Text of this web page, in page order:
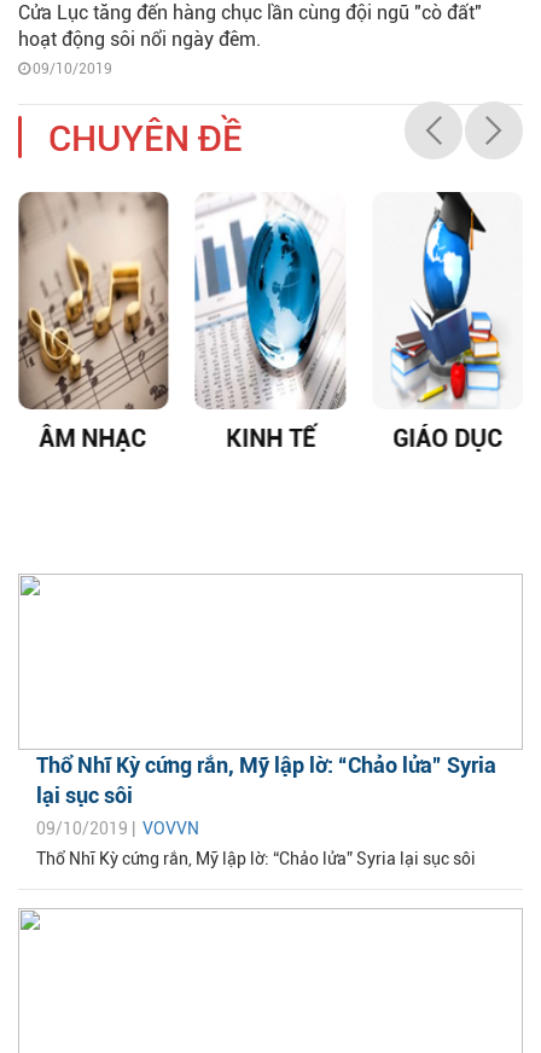
Cửa Lục tăng đến hàng chục lần cùng đội ngũ "cò đất"
hoạt động sôi nổi ngày đêm.
09/10/2019
CHUYÊN ĐỀ
ÂM NHẠC KINH TẾ GIÁO DỤC
Thổ Nhĩ Kỳ cứng rắn, Mỹ lập lờ: “Chảo lửa” Syria
lại sục sôi
09/10/2019 | VOVVN
Thổ Nhĩ Kỳ cứng rắn, Mỹ lập lờ: “Chảo lửa” Syria lại sục sôi